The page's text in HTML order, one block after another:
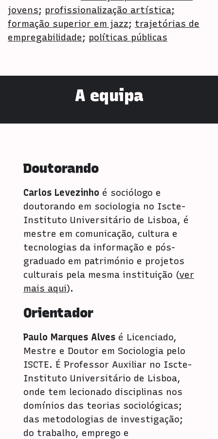
jovens; profissionalização artística;
formação superior em jazz; trajetórias de
empregabilidade; políticas públicas
A equipa
Doutorando
Carlos Levezinho é sociólogo e
doutorando em sociologia no Iscte-
Instituto Universitário de Lisboa, é
mestre em comunicação, cultura e
tecnologias da informação e pós-
graduado em património e projetos
culturais pela mesma instituição (ver
mais aqui).
Orientador
Paulo Marques Alves é Licenciado,
Mestre e Doutor em Sociologia pelo
ISCTE. É Professor Auxiliar no Iscte-
Instituto Universitário de Lisboa,
onde tem lecionado disciplinas nos
domínios das teorias sociológicas;
das metodologias de investigação;
do trabalho, emprego e